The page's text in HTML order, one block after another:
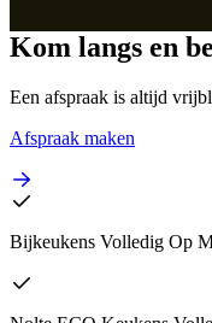
Kom langs en
Een afspraak is altijd
Afspraak maken
Bijkeukens Volledig Op